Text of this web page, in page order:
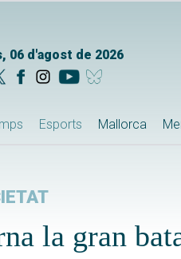
06 d'agost de 2026
Esports Mallorca
la gran